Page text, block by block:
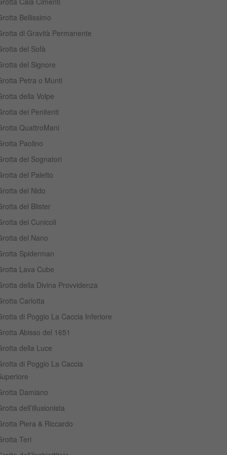
Bellissimo
di Gravità Permanente
del Sofà
del Signore
Petra o Munti
della Volpe
dei Penitenti
QuattroMani
Paolino
dei Sognatori
del Paletto
del Nido
del Blister
dei Cunicoli
del Nano
Spiderman
Lava Cube
della Divina Provvidenza
Carlotta
di Poggio La Caccia Inferiore
Abisso del 1651
della Luce
di Poggio La Caccia
Damiano
dell’illusionista
Piera & Riccardo
Teri